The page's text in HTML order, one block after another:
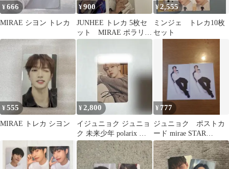
¥666
MIRAE シヨン トレカ
¥900
JUNHEE トレカ 5枚セ
ット MIRAE ポラリッ
クス
¥2,555
ミンジェ トレカ10枚
セット
¥555
MIRAE トレカ シヨン
¥2,800
イジュニョク ジュニョ
ク 未来少年 polarix 直
筆サイン
¥ 777
ジュニョク ポストカ
ード mirae STAR
LIGHT BOYS